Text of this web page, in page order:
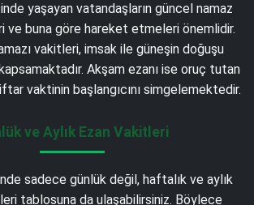
yaşayan vatandaşların güncel namaz
ve buna göre hareket etmeleri önemlidir.
vakitleri, imsak ile güneşin doğuşu
Akşam ezanı ise oruç tutan
vaktinin başlangıcını simgelemektedir.
ve Aylık Ezan Vakitleri
sadece günlük değil, haftalık ve aylık
tablosuna da ulaşabilirsiniz. Böylece